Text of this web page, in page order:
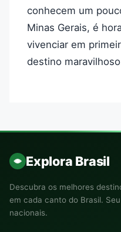
conhecem um
Minas Gerais, é
vivenciar em
destino
Explora Brasil
Descubra os melhores
em cada canto do Brasil.
nacionais.